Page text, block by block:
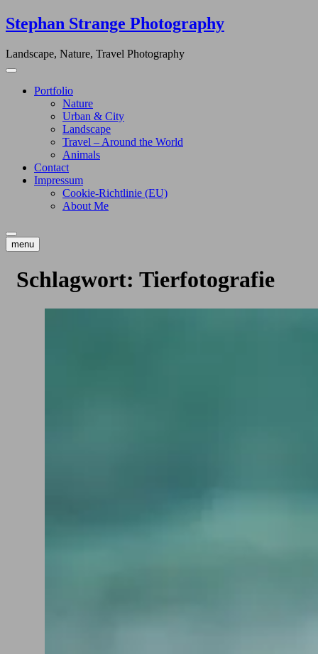
Skip
to
Stephan Strange Photography
Landscape, Nature, Travel Photography
Portfolio
Nature
Urban & City
Landscape
Travel – Around the World
Animals
Contact
Impressum
Cookie-Richtlinie (EU)
About Me
menu
Schlagwort: Tierfotografie